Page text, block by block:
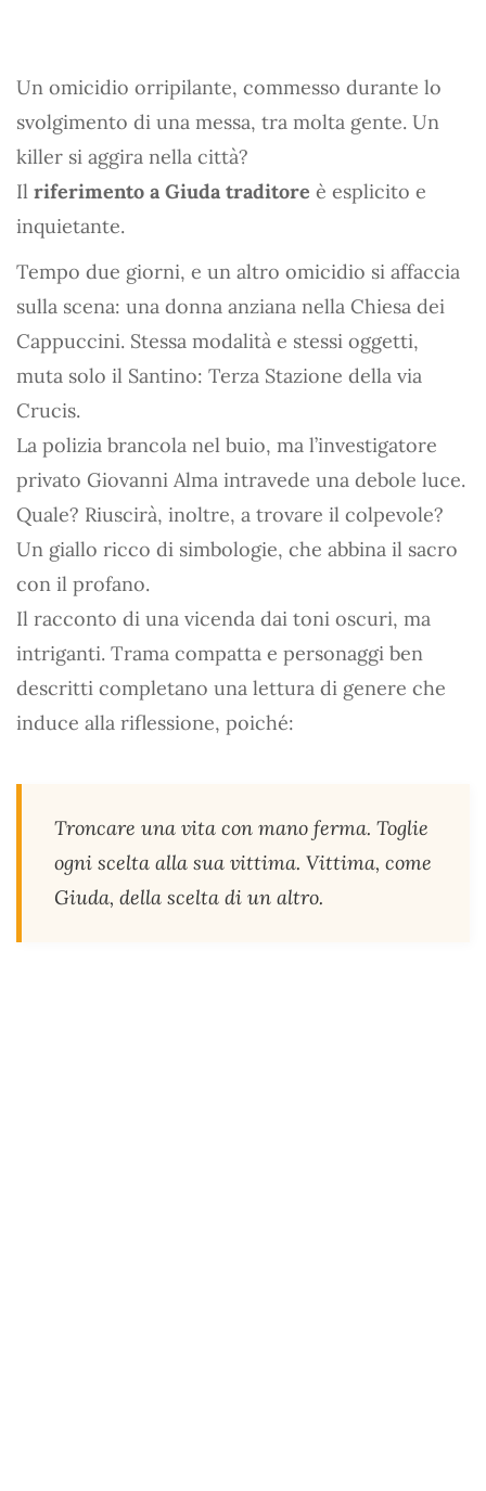
Un omicidio orripilante, commesso durante lo
svolgimento di una messa, tra molta gente. Un
killer si aggira nella città?
Il riferimento a Giuda traditore è esplicito e
inquietante.
Tempo due giorni, e un altro omicidio si affaccia
sulla scena: una donna anziana nella Chiesa dei
Cappuccini. Stessa modalità e stessi oggetti,
muta solo il Santino: Terza Stazione della via
Crucis.
La polizia brancola nel buio, ma l’investigatore
privato Giovanni Alma intravede una debole luce.
Quale? Riuscirà, inoltre, a trovare il colpevole?
Un giallo ricco di simbologie, che abbina il sacro
con il profano.
Il racconto di una vicenda dai toni oscuri, ma
intriganti. Trama compatta e personaggi ben
descritti completano una lettura di genere che
induce alla riflessione, poiché:
Troncare una vita con mano ferma. Toglie
ogni scelta alla sua vittima. Vittima, come
Giuda, della scelta di un altro.